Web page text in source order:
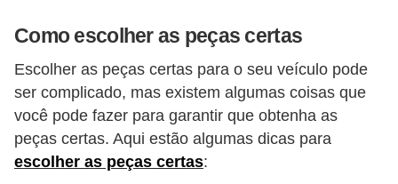
Como escolher as peças certas
Escolher as peças certas para o seu veículo pode
ser complicado, mas existem algumas coisas que
você pode fazer para garantir que obtenha as
peças certas. Aqui estão algumas dicas para
escolher as peças certas:
a
n
u
t
e
n